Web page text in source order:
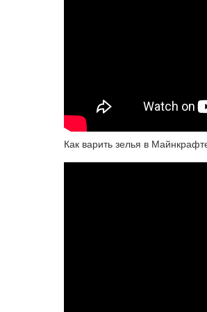
Как варить зелья в